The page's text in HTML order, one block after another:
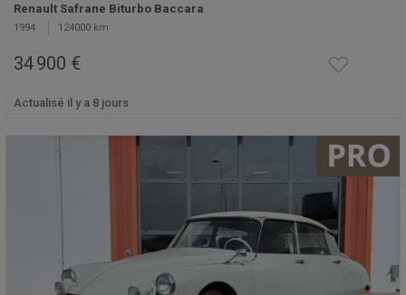
Renault Safrane Biturbo Baccara
1994 124000 km
34 900 €
Actualisé il y a 8 jours